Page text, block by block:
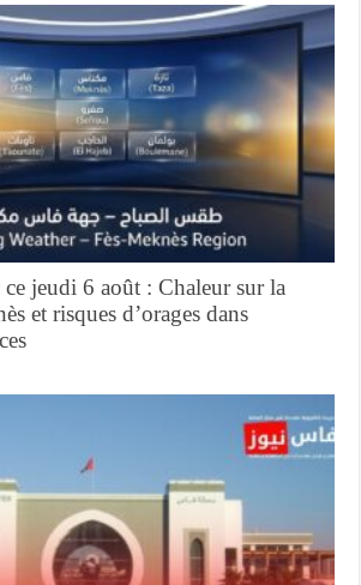
jeudi 6 août : Chaleur sur la
et risques d’orages dans